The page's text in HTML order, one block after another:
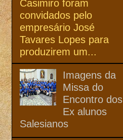
Casimiro foram
convidados pelo
empresário José
Tavares Lopes para
produzirem um...
Imagens da
Missa do
Encontro dos
Ex alunos
Salesianos